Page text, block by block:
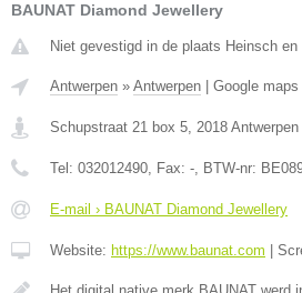
BAUNAT Diamond Jewellery
Niet gevestigd in de plaats Heinsch
Antwerpen » Antwerpen Google maps
Schupstraat 21 box 5, 2018 Antwerpen
Tel: 032012490, Fax: -, BTW-nr:
E-mail › BAUNAT Diamond Jewellery
Website: https://www.baunat.com